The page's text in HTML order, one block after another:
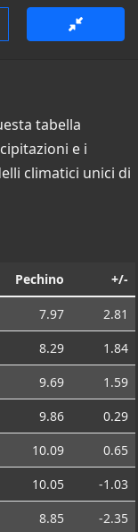
tabella
e i
climatici unici di
Pechino +/-
7.97
2.81
8.29
1.84
9.69
1.59
9.86
0.29
10.09
0.65
10.05
-1.03
8.85
-2.35